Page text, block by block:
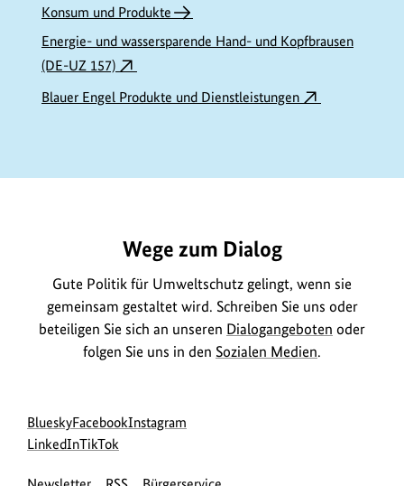
Konsum und Produkte
Energie- und wassersparende Hand- und Kopfbrausen
(DE-UZ 157)
Blauer Engel Produkte und Dienstleistungen
Wege zum Dialog
Gute Politik für Umweltschutz gelingt, wenn sie
gemeinsam gestaltet wird. Schreiben Sie uns oder
beteiligen Sie sich an unseren Dialogangeboten oder
folgen Sie uns in den Sozialen Medien.
Social
Media
Blueskyzur
Bluesky-
Facebookzur
Instagram
LinkedInzur
zur
TikTok